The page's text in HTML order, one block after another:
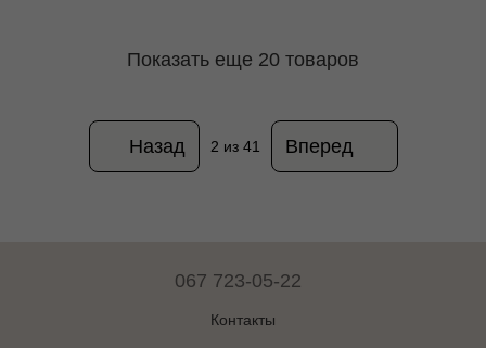
Показать еще 20 товаров
Назад 2 из 41 Вперед
067 723-05-22
Контакты